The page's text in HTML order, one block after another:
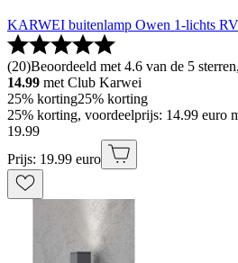
KARWEI buitenlamp Owen 1-lichts
(20)Beoordeeld met 4.6 van de 5
14.99 met Club Karwei
25% korting25% korting
25% korting, voordeelprijs: 14.99 euro
19.99
Prijs: 19.99 euro